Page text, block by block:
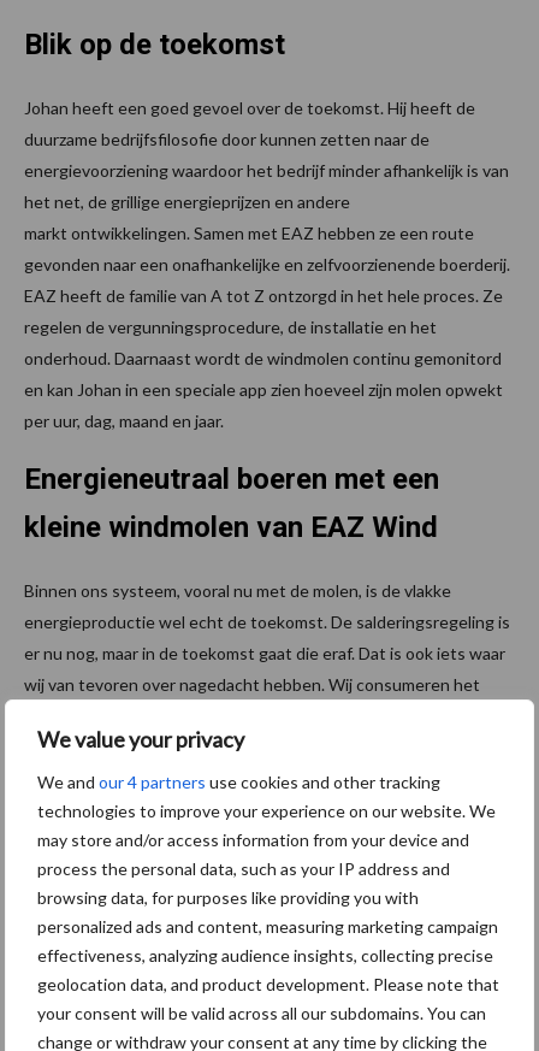
We value your privacy
We and our 4 partners use cookies and other tracking
technologies to improve your experience on our website. We
may store and/or access information from your device and
process the personal data, such as your IP address and
browsing data, for purposes like providing you with
personalized ads and content, measuring marketing campaign
effectiveness, analyzing audience insights, collecting precise
geolocation data, and product development. Please note that
your consent will be valid across all our subdomains. You can
change or withdraw your consent at any time by clicking the
Blik op de toekomst
Johan heeft een goed gevoel over de toekomst. Hij heeft de
duur­zame bedrijfsfilosofie door kunnen zetten naar de
energievoorzie­ning waardoor het bedrijf minder afhankelijk is van
het net, de grillige energieprijzen en andere
markt­ ontwikkelingen. Samen met EAZ hebben ze een route
gevonden naar een onafhankelijke en zelfvoorzienende boerderij.
EAZ heeft de familie van A tot Z ontzorgd in het hele proces. Ze
regelen de vergunningsprocedure, de instal­latie en het
onderhoud. Daarnaast wordt de windmolen continu gemo­nitord
en kan Johan in een speciale app zien hoeveel zijn molen opwekt
per uur, dag, maand en jaar.
Energieneutraal boeren met een
kleine windmolen van EAZ Wind
Binnen ons systeem, vooral nu met de molen, is de vlakke
energieproductie wel echt de toekomst. De salderingsregeling is
er nu nog, maar in de toekomst gaat die eraf. Dat is ook iets waar
wij van tevoren over nagedacht hebben. Wij consumeren het
vlakkere manier energie produceren. De investering in een kleine
windmolen heeft als doel om energieneutraal te boeren. Dat is
ons gelukt, en daar zijn wij erg trots op!
Aanbevolen voor jou!
“Vraag naar praktische